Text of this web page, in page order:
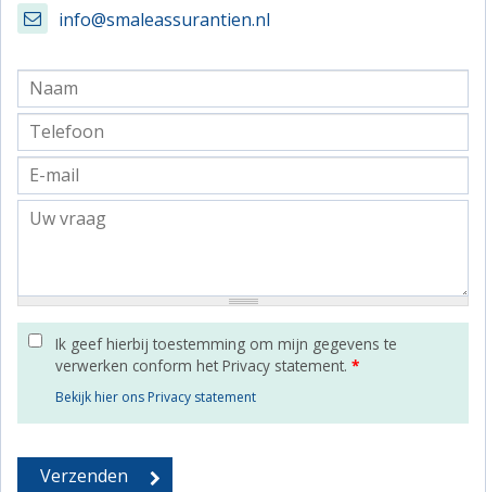
info@smaleassurantien.nl
Ik geef hierbij toestemming om mijn gegevens te
verwerken conform het Privacy statement. *
Bekijk hier ons Privacy statement